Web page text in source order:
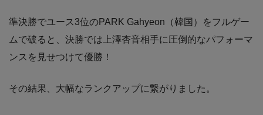
準決勝でユース3位のPARK Gahyeon（韓国）をフルゲー
ムで破ると、決勝では上澤杏音相手に圧倒的なパフォーマ
ンスを見せつけて優勝！
その結果、大幅なランクアップに繋がりました。